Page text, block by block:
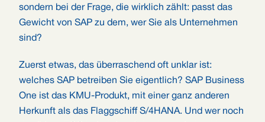
sondern bei der Frage, die wirklich zählt: passt das
Gewicht von SAP zu dem, wer Sie als Unternehmen
sind?
Zuerst etwas, das überraschend oft unklar ist:
welches SAP betreiben Sie eigentlich? SAP Business
One ist das KMU-Produkt, mit einer ganz anderen
Herkunft als das Flaggschiff S/4HANA. Und wer noch